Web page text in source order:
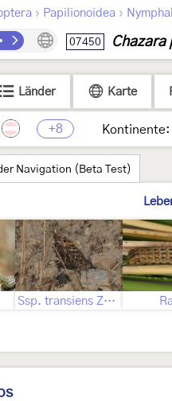
› Papilionoidea ›
07450 Chazara
Länder Karte
+8 Kontinente:
Navigation (Beta Test)
Ssp. transiens Zerny, 1932